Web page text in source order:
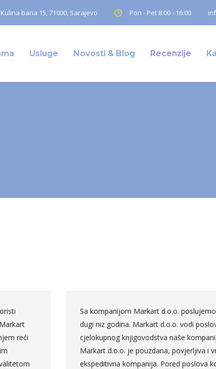
bana 15, 71000, Sarajevo Pon - Pet 8:00 - 16:00
Usluge Novosti & Blog Recenzije
reći
Sa kompanijom Markart d.o.o. poslujemo
dugi niz godina. Markart d.o.o. vodi
cjelokupnog knjigovodstva naše
Markart d.o.o. je pouzdana, povjerljiva i
ekspeditivna kompanija. Pored poslova